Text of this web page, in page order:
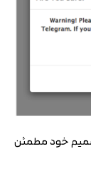
خود مطمئن